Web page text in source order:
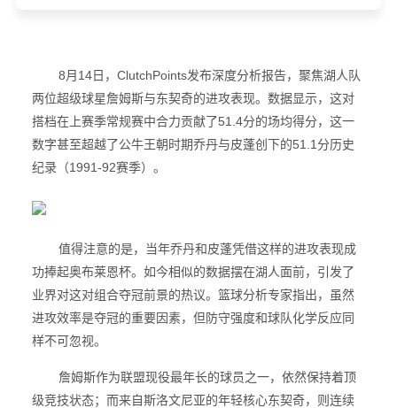
8月14日，ClutchPoints发布深度分析报告，聚焦湖人队
两位超级球星詹姆斯与东契奇的进攻表现。数据显示，这对
搭档在上赛季常规赛中合力贡献了51.4分的场均得分，这一
数字甚至超越了公牛王朝时期乔丹与皮蓬创下的51.1分历史
纪录（1991-92赛季）。
值得注意的是，当年乔丹和皮蓬凭借这样的进攻表现成
功捧起奥布莱恩杯。如今相似的数据摆在湖人面前，引发了
业界对这对组合夺冠前景的热议。篮球分析专家指出，虽然
进攻效率是夺冠的重要因素，但防守强度和球队化学反应同
样不可忽视。
詹姆斯作为联盟现役最年长的球员之一，依然保持着顶
级竞技状态；而来自斯洛文尼亚的年轻核心东契奇，则连续